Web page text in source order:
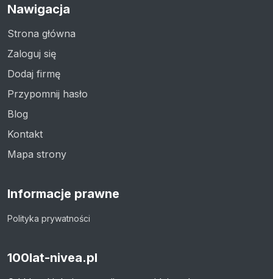
Nawigacja
Strona główna
Zaloguj się
Dodaj firmę
Przypomnij hasło
Blog
Kontakt
Mapa strony
Informacje prawne
Polityka prywatności
100lat-nivea.pl